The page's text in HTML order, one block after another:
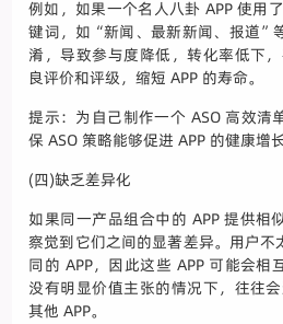
例如，如果一个名人八卦 APP 使用
键词，如“新闻、最新新闻、报道”
淆，导致参与度降低，转化率低下
良评价和评级，缩短 APP 的寿命。
提示：为自己制作一个 ASO 高效清
保 ASO 策略能够促进 APP 的健康增
(四)缺乏差异化
如果同一产品组合中的 APP 提供相
察觉到它们之间的显著差异。用户
同的 APP，因此这些 APP 可能会相
没有明显价值主张的情况下，往往
其他 APP。